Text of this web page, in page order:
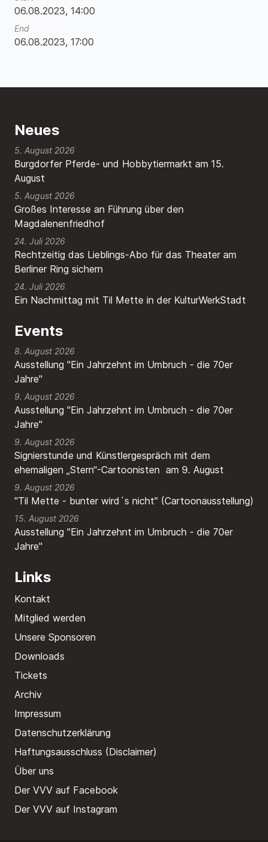
06.08.2023, 14:00
End
06.08.2023, 17:00
Neues
Burgdorfer Pferde- und Hobbytiermarkt am 15.
August
5. August 2026
Großes Interesse an Führung über den
Magdalenenfriedhof
5. August 2026
Rechtzeitig das Lieblings-Abo für das Theater am
Berliner Ring sichern
24. Juli 2026
Ein Nachmittag mit Til Mette in der KulturWerkStadt
24. Juli 2026
Events
8. August 2026
Ausstellung "Ein Jahrzehnt im Umbruch - die 70er
Jahre"
9. August 2026
Ausstellung "Ein Jahrzehnt im Umbruch - die 70er
Jahre"
9. August 2026
Signierstunde und Künstlergespräch mit dem
ehemaligen „Stern“-Cartoonisten am 9. August
9. August 2026
"Til Mette - bunter wird´s nicht" (Cartoonausstellung)
15. August 2026
Ausstellung "Ein Jahrzehnt im Umbruch - die 70er
Jahre"
Links
Kontakt
Mitglied werden
Unsere Sponsoren
Downloads
Tickets
Archiv
Impressum
Datenschutzerklärung
Haftungsausschluss (Disclaimer)
Über uns
Der VVV auf Facebook
Der VVV auf Instagram